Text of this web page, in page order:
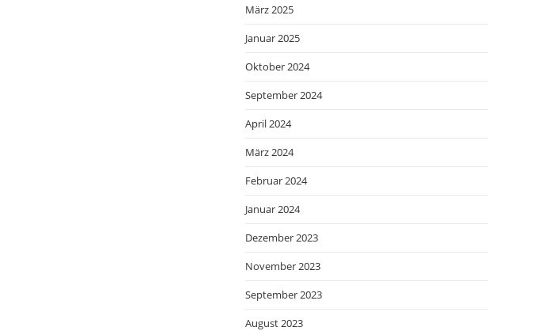
März 2025
Januar 2025
Oktober 2024
September 2024
April 2024
März 2024
Februar 2024
Januar 2024
Dezember 2023
November 2023
September 2023
August 2023